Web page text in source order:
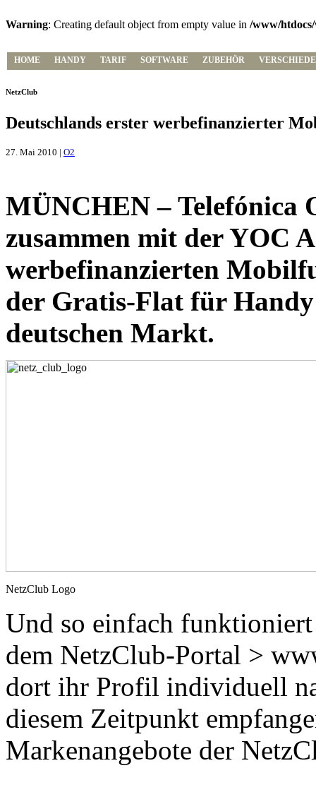
Warning: Creating default object from empty value in /www/
HOME HANDY TARIF SOFTWARE ZUBEHÖR
NetzClub
Deutschlands erster werbefinanzierter
27. Mai 2010 | O2
MÜNCHEN – Telefónica
zusammen mit der YOC
werbefinanzierten
der Gratis-Flat für
deutschen Markt.
NetzClub Logo
Und so einfach
dem NetzClub-Portal >
dort ihr Profil individuell
diesem Zeitpunkt
Markenangebote der